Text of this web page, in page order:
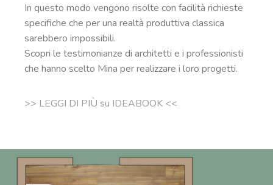
In questo modo vengono risolte con facilità richieste
specifiche che per una realtà produttiva classica
sarebbero impossibili.
Scopri le testimonianze di architetti e i professionisti
che hanno scelto Mina per realizzare i loro progetti.
>> LEGGI DI PIÙ su IDEABOOK <<